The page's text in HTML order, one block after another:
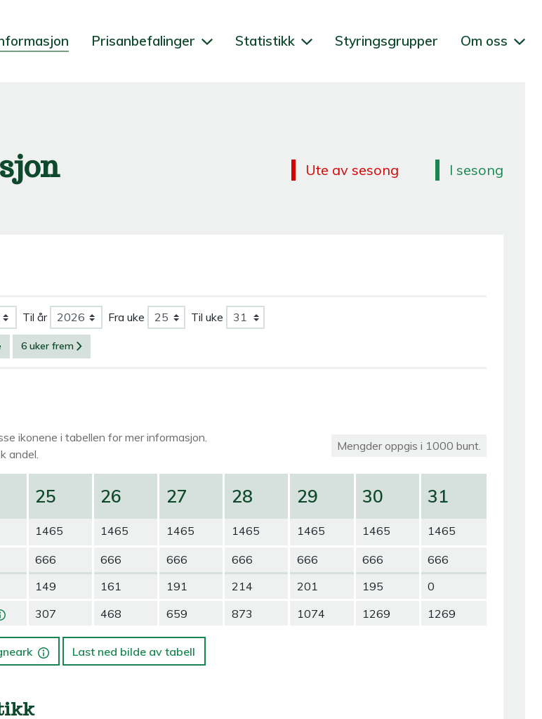
Prisanbefalinger Statistikk Styringsgrupper Om oss
Ute av sesong I sesong
Til år Fra uke Til uke
6 uker frem
ikonene i tabellen for mer informasjon.
andel.
Mengder oppgis i 1000 bunt.
25
1465
666
149
307
26
1465
666
161
468
27
1465
666
191
659
28
1465
666
214
873
29
1465
666
201
1074
30
1465
666
195
1269
31
1465
666
0
1269
Last ned bilde av tabell